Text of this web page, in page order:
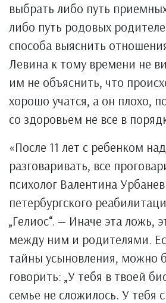
выбрать либо путь
либо путь родовых
способа выяснить
Левина к тому времени не
им не объяснить, что
хорошо учатся, а он плохо,
со здоровьем не все в
«После 11 лет с ребенком
разговаривать, все
психолог Валентина
петербургского
„Гелиос“. — Иначе эта ложь,
между ним и родителями.
тайны усыновления, можно
говорить: „У тебя в твоей
семье не сложилось. У тебя